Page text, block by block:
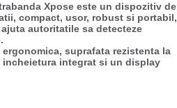
Xpose este un dispozitiv de
compact, usor, robust si portabil,
autoritatile sa detecteze
ergonomica, suprafata rezistenta la
incheietura integrat si un display